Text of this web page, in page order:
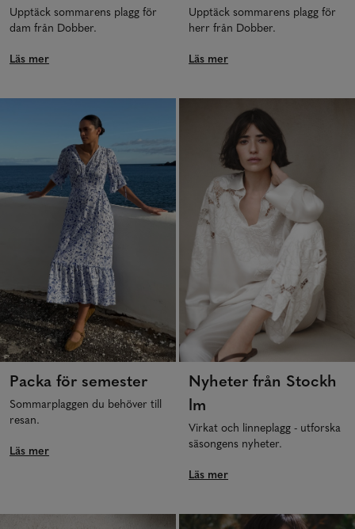
Upptäck sommarens plagg för
dam från Dobber.
Läs mer
Upptäck sommarens plagg för
herr från Dobber.
Läs mer
Packa för semester
Sommarplaggen du behöver till
resan.
Läs mer
Nyheter från Stockh
lm
Virkat och linneplagg - utforska
säsongens nyheter.
Läs mer